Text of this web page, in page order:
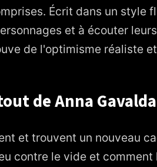
Écrit dans un style
et à écouter
de l'optimisme réaliste
de Anna
et trouvent un nouveau
contre le vide et